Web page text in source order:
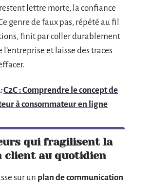
lettre morte, la confiance
genre de faux pas, répété au fil
finit par coller durablement
l’entreprise et laisse des traces
C2C : Comprendre le concept de
à consommateur en ligne
qui fragilisent la
client au quotidien
sur un plan de communication